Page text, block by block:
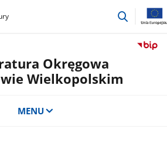
przejdź
Okręgowa
Wielkopolskim
MENU